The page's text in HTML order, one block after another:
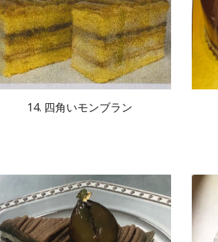
14. 四角いモンブラン